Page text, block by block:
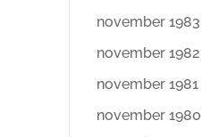
november 1983
november 1982
november 1981
november 1980